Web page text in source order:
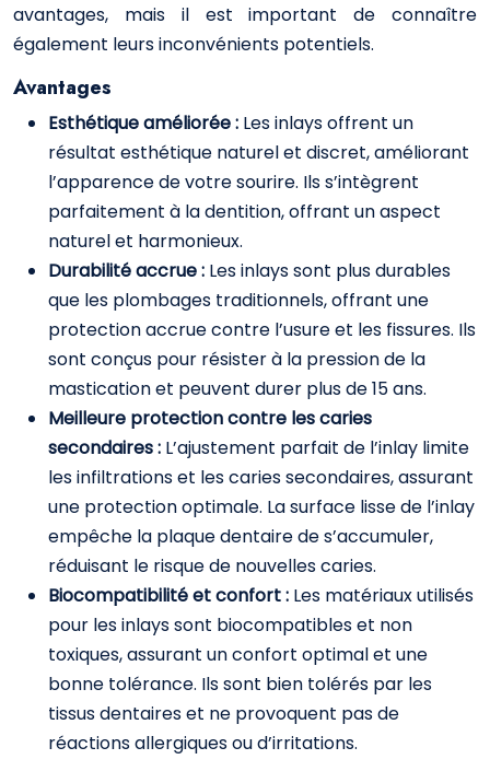
avantages, mais il est important de connaître
également leurs inconvénients potentiels.
Avantages
Esthétique améliorée : Les inlays offrent un
résultat esthétique naturel et discret, améliorant
l’apparence de votre sourire. Ils s’intègrent
parfaitement à la dentition, offrant un aspect
naturel et harmonieux.
Durabilité accrue : Les inlays sont plus durables
que les plombages traditionnels, offrant une
protection accrue contre l’usure et les fissures. Ils
sont conçus pour résister à la pression de la
mastication et peuvent durer plus de 15 ans.
Meilleure protection contre les caries
secondaires : L’ajustement parfait de l’inlay limite
les infiltrations et les caries secondaires, assurant
une protection optimale. La surface lisse de l’inlay
empêche la plaque dentaire de s’accumuler,
réduisant le risque de nouvelles caries.
Biocompatibilité et confort : Les matériaux utilisés
pour les inlays sont biocompatibles et non
toxiques, assurant un confort optimal et une
bonne tolérance. Ils sont bien tolérés par les
tissus dentaires et ne provoquent pas de
réactions allergiques ou d’irritations.